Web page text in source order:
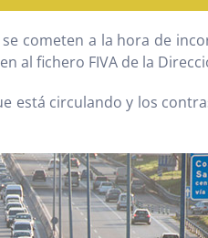
cometen a la hora de
al fichero FIVA de la
está circulando y los